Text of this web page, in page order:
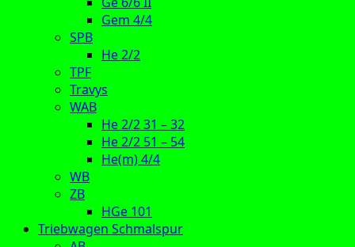
Gem 4/4
SPB
He 2/2
TPF
Travys
WAB
He 2/2 31 – 32
He 2/2 51 – 54
He(m) 4/4
WB
ZB
HGe 101
Triebwagen Schmalspur